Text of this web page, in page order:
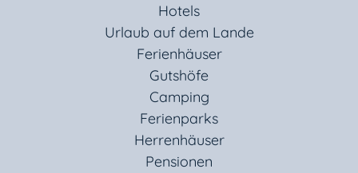
Hotels
Urlaub auf dem Lande
Ferienhäuser
Gutshöfe
Camping
Ferienparks
Herrenhäuser
Pensionen